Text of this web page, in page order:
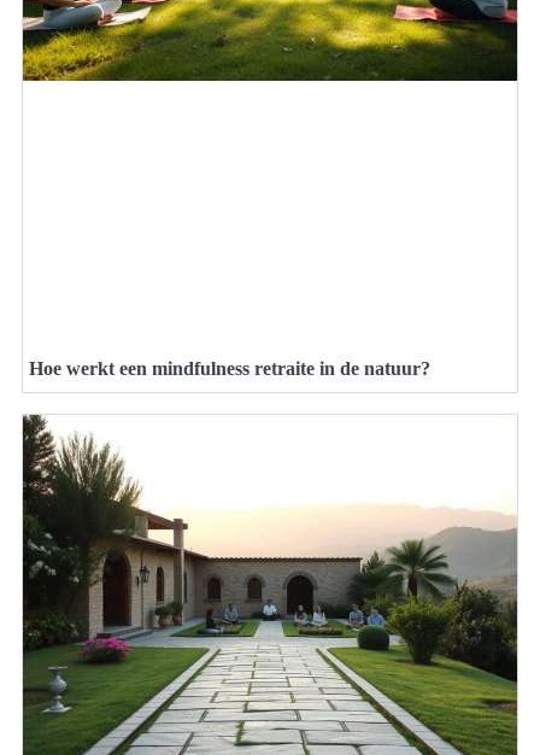
Hoe werkt een mindfulness retraite in de natuur?